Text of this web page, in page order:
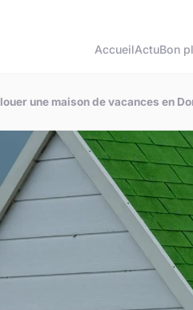
AccueilActuBon
une maison de vacances en